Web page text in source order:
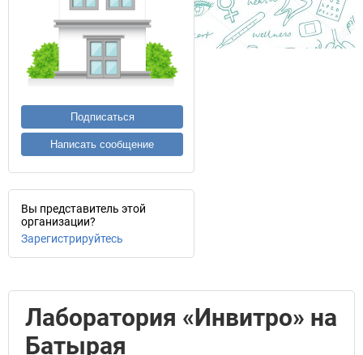
Подписаться
Написать сообщение
Вы представитель этой
организации?
Зарегистрируйтесь
Лаборатория «Инвитро» на
Батырая